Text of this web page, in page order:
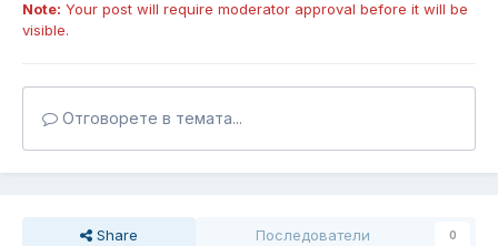
Note: Your post will require moderator approval before it will be
visible.
Отговорете в темата...
Share Последователи 0